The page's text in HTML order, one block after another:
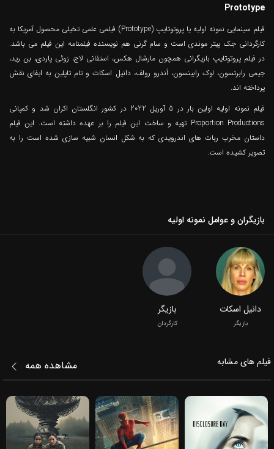
Prototype
فیلم سینمایی نمونه اولیه یا پروتوتایپ (Prototype) فیلمی علمی تخیلی محصول آمریکا به
کارگردانی جک پیتر موندی است و سام گرنی هم نویسنده فیلمنامه این فیلم می باشد.
در فیلم پروتوتایپ بازیگرانی همچون مارشال هکس، استفانی لاج، زوئی پاردی، بن رید،
جیمی رابرتسون، لوک رابینسون، اَندرو رولف، دانیل اسکات و تام تاپلین به ایفای نقش
پرداخته اند.
فیلم نمونه اولیه اولین بار در 5 آوریل 2022 در کشور انگلستان اکران شد و کمپانی
Proportion Productions تهیه و ساخت این فیلم را بر عهده داشته است. این فیلم
داستان مخرب ربات های اندرویدی که به شکل انسان شبیه سازی شده است را به
تصویر کشیده است.
بازیگران و عوامل نمونه اولیه
دانیل اسکات
بازیگر
بازیگر
کارگردان
فیلم‌ های مشابه مشاهده همه